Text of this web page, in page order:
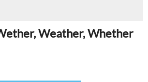
Weather, Whether